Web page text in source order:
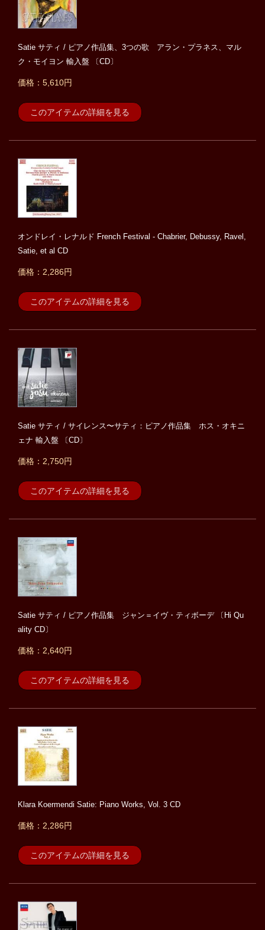
Satie サティ / ピアノ作品集、3つの歌 アラン・プラネス、マル
ク・モイヨン 輸入盤 〔CD〕
価格：5,610円
このアイテムの詳細を見る
オンドレイ・レナルド French Festival - Chabrier, Debussy, Ravel,
Satie, et al CD
価格：2,286円
このアイテムの詳細を見る
Satie サティ / サイレンス〜サティ：ピアノ作品集 ホス・オキニ
ェナ 輸入盤 〔CD〕
価格：2,750円
このアイテムの詳細を見る
Satie サティ / ピアノ作品集 ジャン＝イヴ・ティボーデ 〔Hi Qu
ality CD〕
価格：2,640円
このアイテムの詳細を見る
Klara Koermendi Satie: Piano Works, Vol. 3 CD
価格：2,286円
このアイテムの詳細を見る